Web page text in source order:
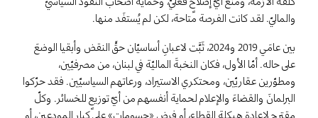
والماليّ. لقد كانت الفرصة متاحة، لكن لم يُستفَد منها.
بين عامَي 2019 و2024، ثَبَّت لاعبانِ أساسيّان حقَّ النقض وأبقيا الوضعَ
على حاله. أمّا الأول، فكان النخبةَ الماليّة في لبنان، من مصرفيّين،
ومطوّرين عقاريّين، ومحتكري الاستيراد، ورعاتهم السياسيّين. فقد حرّكوا
البرلمانَ والقضاءَ والإعلام لحماية أنفسهم من أيّ توزيعٍ للخسائر. وكلّ